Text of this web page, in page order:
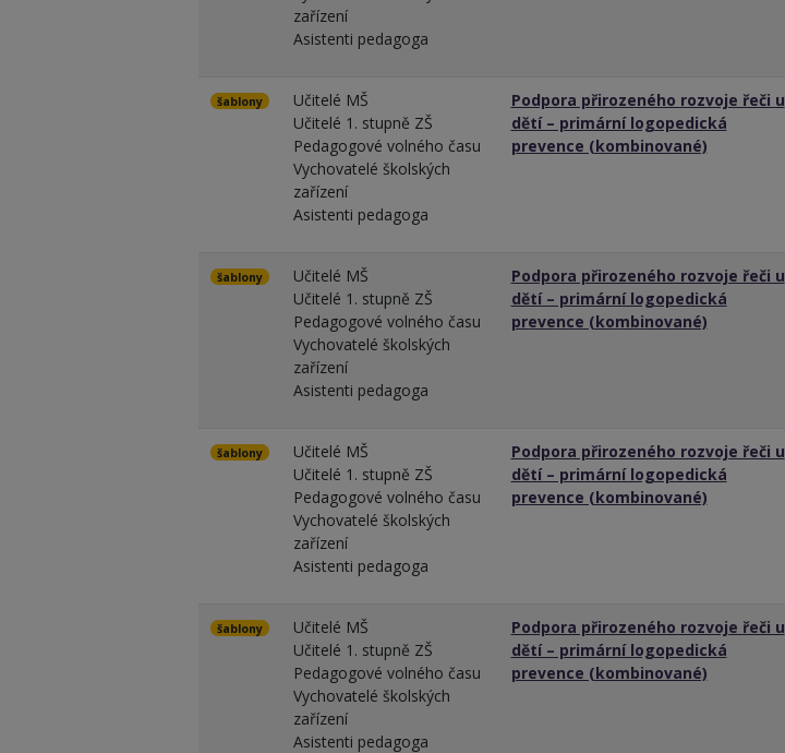
zařízení
Asistenti pedagoga
šablony
Učitelé MŠ
Učitelé 1. stupně ZŠ
Pedagogové volného času
Vychovatelé školských
zařízení
Asistenti pedagoga
Podpora přirozeného rozvoje řeči u
dětí – primární logopedická
prevence (kombinované)
šablony
Učitelé MŠ
Učitelé 1. stupně ZŠ
Pedagogové volného času
Vychovatelé školských
zařízení
Asistenti pedagoga
Podpora přirozeného rozvoje řeči u
dětí – primární logopedická
prevence (kombinované)
šablony
Učitelé MŠ
Učitelé 1. stupně ZŠ
Pedagogové volného času
Vychovatelé školských
zařízení
Asistenti pedagoga
Podpora přirozeného rozvoje řeči u
dětí – primární logopedická
prevence (kombinované)
šablony
Učitelé MŠ
Učitelé 1. stupně ZŠ
Pedagogové volného času
Vychovatelé školských
zařízení
Asistenti pedagoga
Podpora přirozeného rozvoje řeči u
dětí – primární logopedická
prevence (kombinované)